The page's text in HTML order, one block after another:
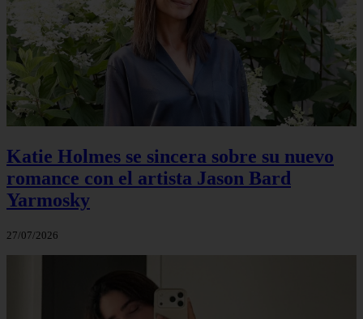
Katie Holmes se sincera sobre su nuevo
romance con el artista Jason Bard
Yarmosky
27/07/2026